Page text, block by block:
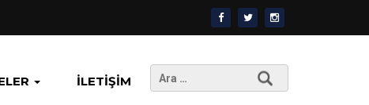
İLETIŞIM
Arama: